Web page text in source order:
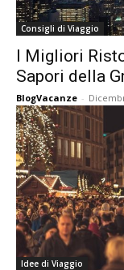
Consigli di Viaggio
I Migliori
Sapori della
BlogVacanze -
Idee di Viaggio